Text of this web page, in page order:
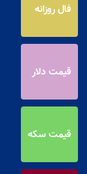
فال روزانه
قیمت دلار
قیمت سکه